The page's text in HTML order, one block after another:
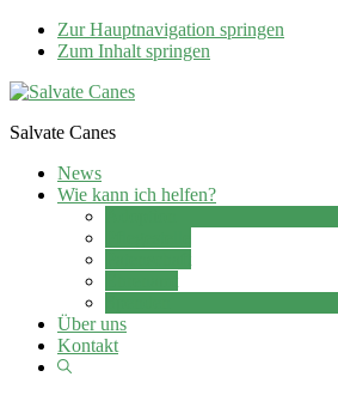
Zur Hauptnavigation springen
Zum Inhalt springen
Salvate Canes
News
Wie kann ich helfen?
Über uns
Kontakt
Show